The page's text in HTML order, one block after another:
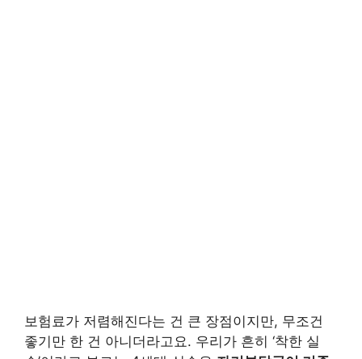
보험료가 저렴해진다는 건 큰 장점이지만, 무조건
좋기만 한 건 아니더라고요. 우리가 흔히 ‘착한 실